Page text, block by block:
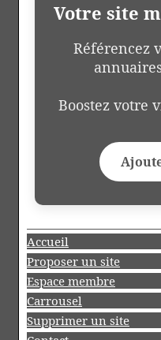
Votre site
Référencez
Boostez votre
Accueil
Proposer un site
Espace membre
Carrousel
Supprimer un site